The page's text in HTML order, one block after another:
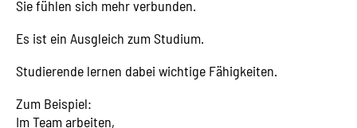
Sie fühlen sich mehr verbunden.
Es ist ein Ausgleich zum Studium.
Studierende lernen dabei wichtige Fähigkeiten.
Zum Beispiel:
Im Team arbeiten,